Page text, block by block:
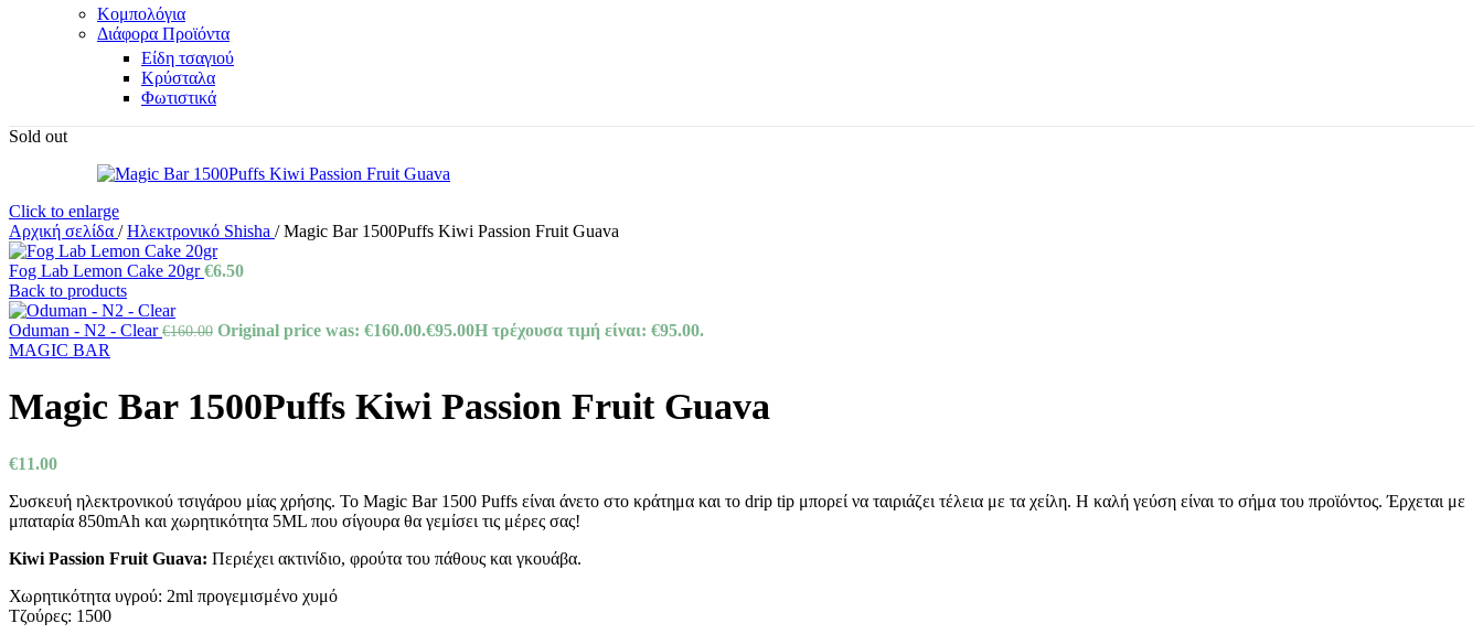
Κομπολόγια
Διάφορα Προϊόντα
Είδη τσαγιού
Κρύσταλα
Φωτιστικά
Sold out
Click to enlarge
Αρχική σελίδα / Ηλεκτρονικό Shisha / Magic Bar 1500Puffs Kiwi Passion Fruit Guava
Fog Lab Lemon Cake 20gr€6.50
Back to products
Oduman - N2 - Clear€160.00 Original price was: €160.00.€95.00Η τρέχουσα τιμή είναι: €95.00.
MAGIC BAR
Magic Bar 1500Puffs Kiwi Passion Fruit Guava
€11.00
Συσκευή ηλεκτρονικού τσιγάρου μίας χρήσης. Το Magic Bar 1500 Puffs είναι άνετο στο κράτημα και το drip tip μπορεί να ταιριάζει τέλεια με τα χείλη. Η καλή γεύση είναι το σήμα του προϊόντος. Έρχεται με
μπαταρία 850mAh και χωρητικότητα 5ML που σίγουρα θα γεμίσει τις μέρες σας!
Kiwi Passion Fruit Guava: Περιέχει ακτινίδιο, φρούτα του πάθους και γκουάβα.
Χωρητικότητα υγρού: 2ml προγεμισμένο χυμό
Τζούρες: 1500